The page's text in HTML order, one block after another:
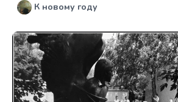
К новому году